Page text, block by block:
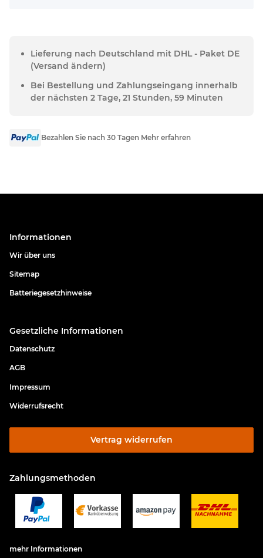
Lieferung nach Deutschland mit DHL - Paket DE
(Versand ändern)
Bei Bestellung und Zahlungseingang innerhalb
der nächsten 2 Tage, 21 Stunden, 59 Minuten
Bezahlen Sie nach 30 Tagen Mehr erfahren
Informationen
Wir über uns
Sitemap
Batteriegesetzhinweise
Gesetzliche Informationen
Datenschutz
AGB
Impressum
Widerrufsrecht
Vertrag widerrufen
Zahlungsmethoden
mehr Informationen